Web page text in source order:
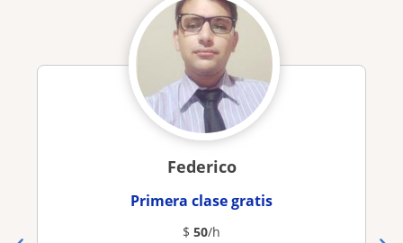
Federico
Primera clase gratis
$ 50/h